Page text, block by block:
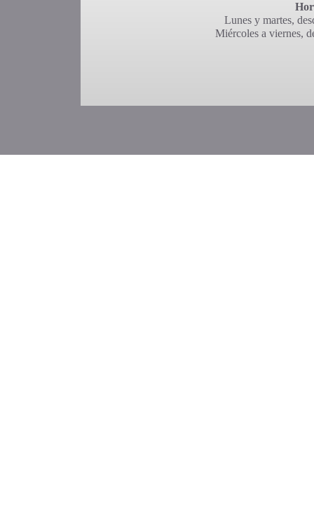
Lunes y martes,
Miércoles a viernes,